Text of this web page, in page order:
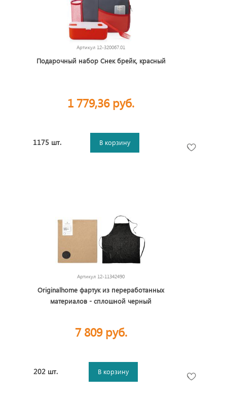
Артикул 12-320067.01
Подарочный набор Снек брейк, красный
1 779,36 руб.
1175 шт. В корзину
Артикул 12-11342490
Originalhome фартук из переработанных
материалов - сплошной черный
7 809 руб.
202 шт. В корзину